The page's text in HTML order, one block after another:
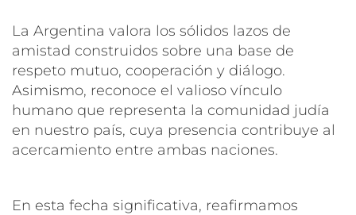
La Argentina valora los sólidos lazos de
amistad construidos sobre una base de
respeto mutuo, cooperación y diálogo.
Asimismo, reconoce el valioso vínculo
humano que representa la comunidad judía
en nuestro país, cuya presencia contribuye al
acercamiento entre ambas naciones.
En esta fecha significativa, reafirmamos